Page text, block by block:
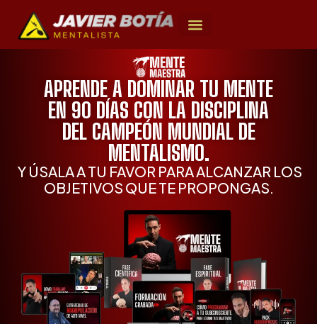
APRENDE A DOMINAR TU MENTE
EN 90 DÍAS CON LA DISCIPLINA
DEL CAMPEÓN MUNDIAL DE
MENTALISMO.
Y ÚSALA A TU FAVOR PARA ALCANZAR LOS
OBJETIVOS QUE TE PROPONGAS.